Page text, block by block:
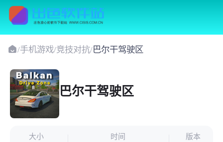
/手机游戏/竞技对抗/巴尔干驾驶区
巴尔干驾驶区
大小
时间
版本